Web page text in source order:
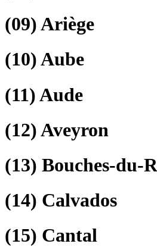
(09)Ariège
(10)Aube
(11)Aude
(12)Aveyron
(13) Bouches-du-
(14) Calvados
(15) Cantal